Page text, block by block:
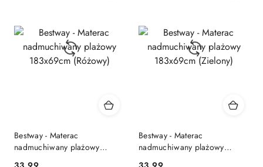
Bestway - Materac
nadmuchiwany plażowy
Bestway - Materac
nadmuchiwany plażowy